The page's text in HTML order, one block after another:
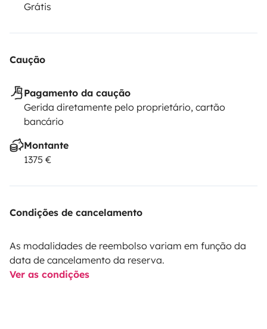
Grátis
Caução
Pagamento da caução
Gerida diretamente pelo proprietário, cartão
bancário
Montante
1375 €
Condições de cancelamento
As modalidades de reembolso variam em função da
data de cancelamento da reserva.
Ver as condições